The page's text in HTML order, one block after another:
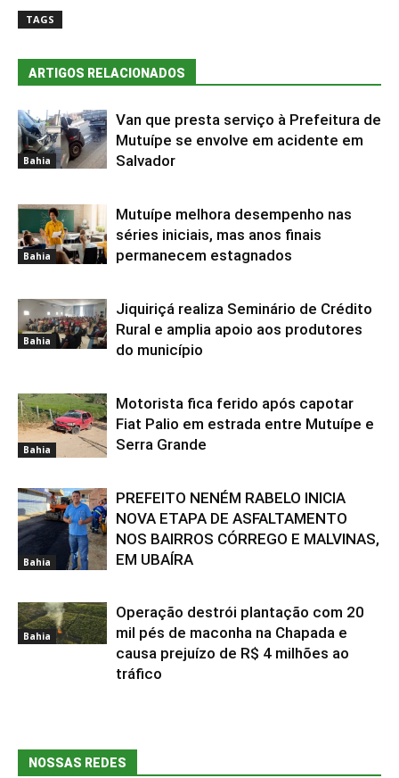
TAGS
ARTIGOS RELACIONADOS
Bahia
Van que presta serviço à Prefeitura de
Mutuípe se envolve em acidente em
Salvador
Bahia
Mutuípe melhora desempenho nas
séries iniciais, mas anos finais
permanecem estagnados
Bahia
Jiquiriçá realiza Seminário de Crédito
Rural e amplia apoio aos produtores
do município
Bahia
Motorista fica ferido após capotar
Fiat Palio em estrada entre Mutuípe e
Serra Grande
Bahia
PREFEITO NENÉM RABELO INICIA
NOVA ETAPA DE ASFALTAMENTO
NOS BAIRROS CÓRREGO E MALVINAS,
EM UBAÍRA
Bahia
Operação destrói plantação com 20
mil pés de maconha na Chapada e
causa prejuízo de R$ 4 milhões ao
tráfico
NOSSAS REDES